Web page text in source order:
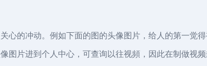
心的冲动。例如下面的图的头像图片，给人的第一觉
图片进到个人中心，可查询以往视頻，因此在制做视